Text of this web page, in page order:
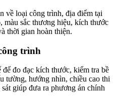
về loại công trình, địa điểm tại
sắc thương hiệu, kích thước
thời gian hoàn thiện.
trình
đo đạc kích thước, kiểm tra bề
tường, hướng nhìn, chiều cao thi
giúp đưa ra phương án chính